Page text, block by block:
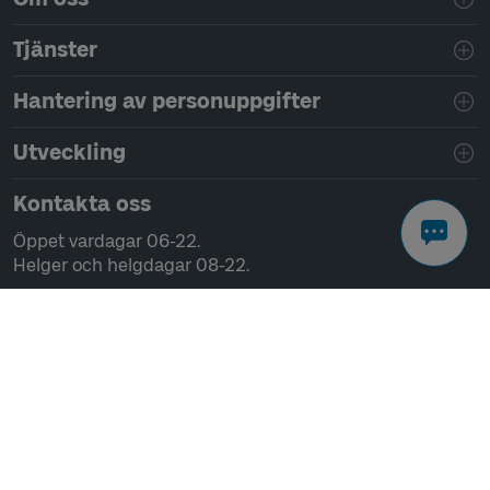
Tjänster
Hantering av personuppgifter
Utveckling
Kontakta oss
Öppet vardagar 06-22.
Helger och helgdagar 08-22.